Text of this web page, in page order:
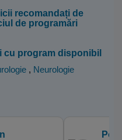
recomandați de
de programări
cu program disponibil
, Neurologie
Pop